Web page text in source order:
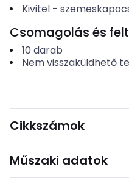
Kivitel-
Csomagolás és
10 darab
Nem visszaküldhető
Cikkszámok
Műszaki adatok